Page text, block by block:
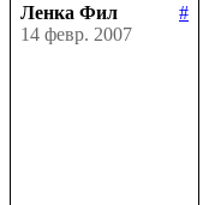
Ленка Фил
#
14 февр. 2007